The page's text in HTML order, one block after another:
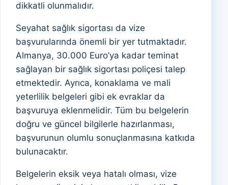
dikkatli olunmalıdır.
Seyahat sağlık sigortası da vize
başvurularında önemli bir yer tutmaktadır.
Almanya, 30.000 Euro’ya kadar teminat
sağlayan bir sağlık sigortası poliçesi talep
etmektedir. Ayrıca, konaklama ve mali
yeterlilik belgeleri gibi ek evraklar da
başvuruya eklenmelidir. Tüm bu belgelerin
doğru ve güncel bilgilerle hazırlanması,
başvurunun olumlu sonuçlanmasına katkıda
bulunacaktır.
Belgelerin eksik veya hatalı olması, vize